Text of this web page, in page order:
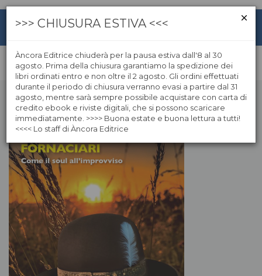
>>> CHIUSURA ESTIVA <<<
Àncora Editrice chiuderà per la pausa estiva dall'8 al 30
agosto. Prima della chiusura garantiamo la spedizione dei
libri ordinati entro e non oltre il 2 agosto. Gli ordini effettuati
durante il periodo di chiusura verranno evasi a partire dal 31
agosto, mentre sarà sempre possibile acquistare con carta di
credito ebook e riviste digitali, che si possono scaricare
immediatamente. >>>> Buona estate e buona lettura a tutti!
<<<< Lo staff di Àncora Editrice